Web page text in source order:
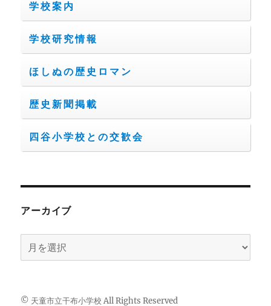
学校案内
学校研究情報
ほしぬの歴史ロマン
歴史新聞掲載
四谷小学校との交歓会
アーカイブ
ー
© 天童市立干布小学校 All Rights Reserved